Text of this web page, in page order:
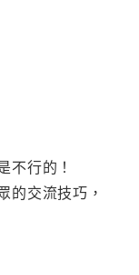
不行的！
的交流技巧，